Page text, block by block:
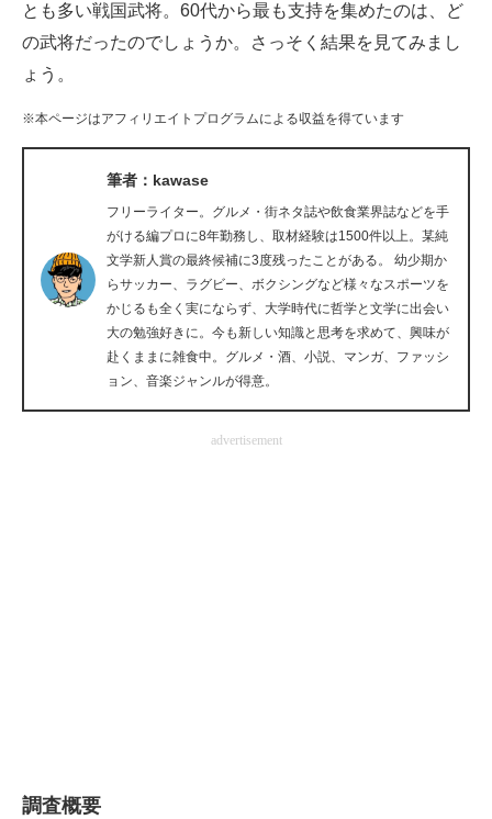
企業ITのトレンドを詳説
経営リーダーのコミュニティ
マーケ×ITの今がよく分かる
ITエンジニア向け専門サイト
企業向けIT製品の総合サイト
IT製品の技術・比較・事例
製造業のIT導入・活用を支援
モノづくり技術者専門サイト
とも多い戦国武将。60代から最も支持を集めたのは、ど
の武将だったのでしょうか。さっそく結果を見てみまし
ょう。
※本ページはアフィリエイトプログラムによる収益を得ています
筆者：kawase
フリーライター。グルメ・街ネタ誌や飲食業界誌などを手
がける編プロに8年勤務し、取材経験は1500件以上。某純
文学新人賞の最終候補に3度残ったことがある。 幼少期か
らサッカー、ラグビー、ボクシングなど様々なスポーツを
かじるも全く実にならず、大学時代に哲学と文学に出会い
大の勉強好きに。今も新しい知識と思考を求めて、興味が
赴くままに雑食中。グルメ・酒、小説、マンガ、ファッシ
ョン、音楽ジャンルが得意。
advertisement
調査概要